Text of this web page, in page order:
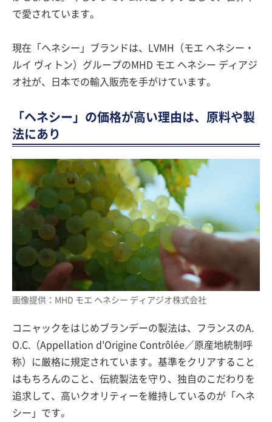
で愛されています。
現在「ヘネシー」ブランドは、LVMH（モエ ヘネシー・
ルイ ヴィトン）グループのMHD モエ ヘネシー ディアジ
オ社が、日本での輸入販売を手がけています。
「ヘネシー」の価格が高い理由は、原料や製
法にあり
画像提供：MHD モエ ヘネシー ディアジオ株式会社
コニャックをはじめブランデーの製法は、フランスのA.
O.C.（Appellation d'Origine Contrôlée／原産地統制呼
称）に厳格に規定されています。基準をクリアすること
はもちろんのこと、伝統製法を守り、独自のこだわりを
追求して、高いクオリティーを維持しているのが「ヘネ
シー」です。